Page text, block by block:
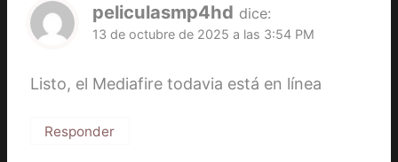
peliculasmp4hd dice:
13 de octubre de 2025 a las 3:54 PM
Listo, el Mediafire todavia está en línea
Responder